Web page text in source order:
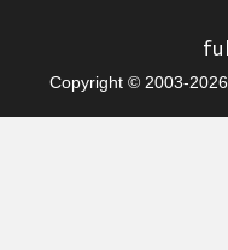
Copyright © 2003-